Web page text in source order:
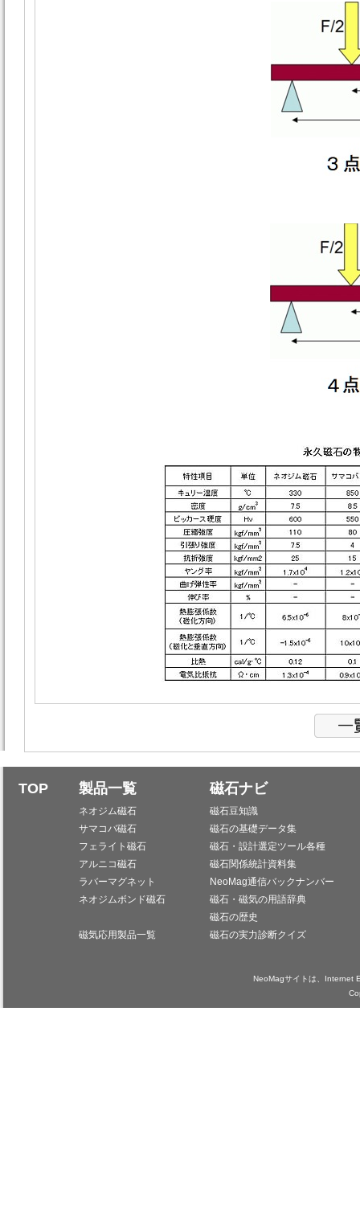
TOP 製品一覧
ネオジム磁石
サマコバ磁石
フェライト磁石
アルニコ磁石
ラバーマグネット
ネオジムボンド磁石
磁気応用製品一覧
磁石ナビ
磁石豆知識
磁石の基礎データ集
磁石・設計選定ツール各種
磁石関係統計資料集
NeoMag通信バックナンバー
磁石・磁気の用語辞典
磁石の歴史
磁石の実力診断クイズ
NeoMagサイトは、Internet